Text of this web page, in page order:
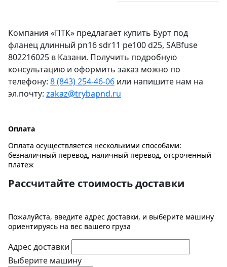
Компания «ПТК» предлагает купить Бурт под
фланец длинный pn16 sdr11 pe100 d25, SABfuse
802216025 в Казани. Получить подробную
консультацию и оформить заказ можно по
телефону: 8 (843) 254-46-06 или напишите нам на
эл.почту: zakaz@trybapnd.ru
Оплата
Оплата осуществляется несколькими способами:
безналичный перевод, наличный перевод, отсроченный
платеж
Рассчитайте стоимость доставки
Пожалуйста, введите адрес доставки, и выберите машину
ориентируясь на вес вашего груза
Адрес доставки
Выберите машину